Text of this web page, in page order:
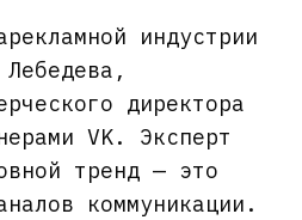
индустрии
директора
VK. Эксперт
тренд — это
коммуникации.